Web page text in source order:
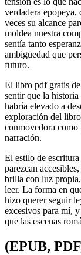
verdadera epopeya,
veces su alcance
moldea nuestra
sentía tanto
ambigüedad que
futuro.
El libro pdf gratis
sentir que la
habría elevado a
exploración del
conmovedora como
narración.
El estilo de
parezcan
brilla con luz
leer. La forma en
hizo querer seguir
excesivos para mí,
que las escenas
(EPUB,